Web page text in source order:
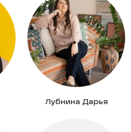
Лубнина Дарья